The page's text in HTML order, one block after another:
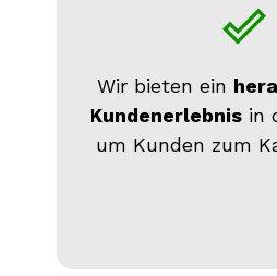
Wir bieten ein
Kundenerlebnisin
um Kunden zum